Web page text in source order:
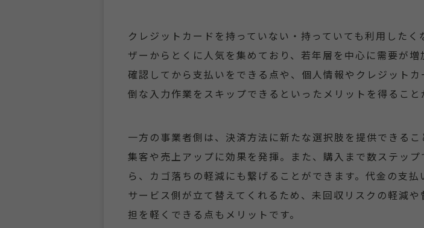
クレジットカードを持っていない・持っていても利用したく
ザーからとくに人気を集めており、若年層を中心に需要が増
確認してから支払いをできる点や、個人情報やクレジット
倒な入力作業をスキップできるといったメリットを得ること
一方の事業者側は、決済方法に新たな選択肢を提供できるこ
集客や売上アップに効果を発揮。また、購入まで数ステッ
ら、カゴ落ちの軽減にも繋げることができます。代金の支払
サービス側が立て替えてくれるため、未回収リスクの軽減や
担を軽くできる点もメリットです。